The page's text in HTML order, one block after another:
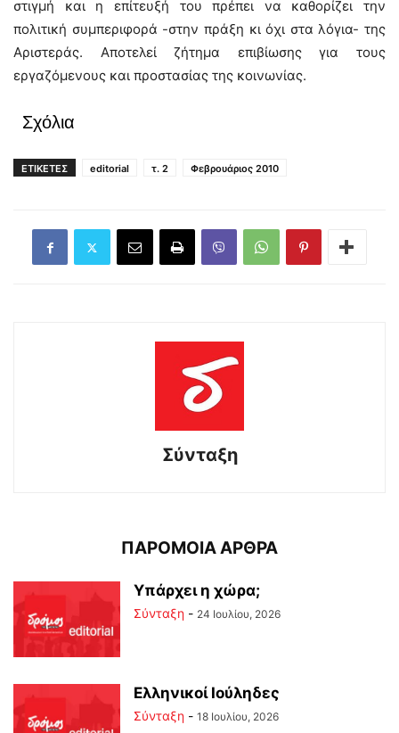
στιγμή και η επίτευξή του πρέπει να καθορίζει την
πολιτική συμπεριφορά -στην πράξη κι όχι στα λόγια- της
Αριστεράς. Αποτελεί ζήτημα επιβίωσης για τους
εργαζόμενους και προστασίας της κοινωνίας.
Σχόλια
ΕΤΙΚΕΤΕΣ editorial τ. 2 Φεβρουάριος 2010
Σύνταξη
ΠΑΡΟΜΟΙΑ ΑΡΘΡΑ
Υπάρχει η χώρα;
Σύνταξη - 24 Ιουλίου, 2026
Ελληνικοί Ιούληδες
Σύνταξη - 18 Ιουλίου, 2026